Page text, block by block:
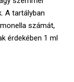
A tartályban
számát,
érdekében 1 ml